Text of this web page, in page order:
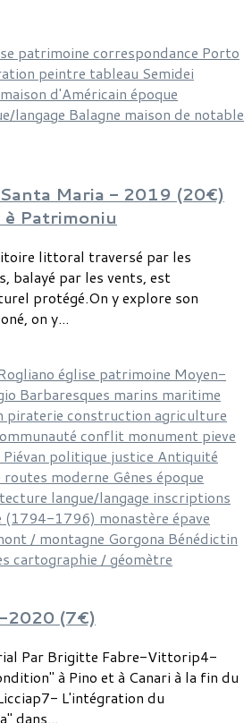
patrimoine correspondance Porto
peintre tableau Semidei
maison d'Américain époque
langage Balagne maison de notable
Maria - 2019 (20€)
Patrimoniu
littoral traversé par les
balayé par les vents, est
protégé.On y explore son
on y...
église patrimoine Moyen-
Barbaresques marins maritime
piraterie construction agriculture
conflit monument pieve
Piévan politique justice Antiquité
routes moderne Gênes époque
langue/langage inscriptions
(1794-1796) monastère épave
/ montagne Gorgona Bénédictin
cartographie / géomètre
2020 (7€)
Par Brigitte Fabre-Vittorip4-
à Pino et à Canari à la fin du
L'intégration du
dans...